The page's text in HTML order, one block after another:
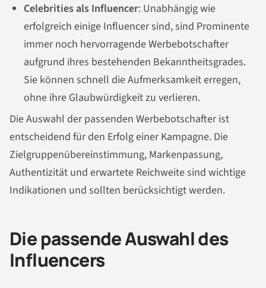
Celebrities als Influencer: Unabhängig wie
erfolgreich einige Influencer sind, sind Prominente
immer noch hervorragende Werbebotschafter
aufgrund ihres bestehenden Bekanntheitsgrades.
Sie können schnell die Aufmerksamkeit erregen,
ohne ihre Glaubwürdigkeit zu verlieren.
Die Auswahl der passenden Werbebotschafter ist
entscheidend für den Erfolg einer Kampagne. Die
Zielgruppenübereinstimmung, Markenpassung,
Authentizität und erwartete Reichweite sind wichtige
Indikationen und sollten berücksichtigt werden.
Die passende Auswahl des
Influencers